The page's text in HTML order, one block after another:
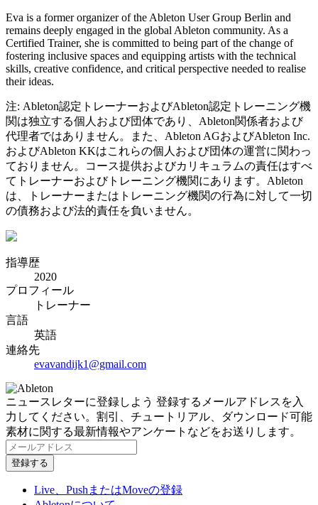
Eva is a former organizer of the Ableton User Group Berlin and
remains deeply engaged in the global Ableton community. As a
Certified Trainer, she is committed to being part of the change of
fostering inclusive spaces and equipping artists with the technical
skills, creative confidence, and critical perspective needed to realise
their ideas.
注: Ableton認定トレーナーおよびAbleton認定トレーニング機
関は独立する個人および団体であり、Ableton関係者および
代理者ではありません。また、Ableton AGおよびAbleton Inc.
およびAbleton KKはこれらの個人および団体の運営に関わっ
ておりません。コース提供およびカリキュラムの責任はすべ
てトレーナーおよびトレーニング機関にあります。Ableton
は、トレーナーまたはトレーニング機関の行為に対して一切
の債務および法的責任を負いません。
指導歴
2020
プロフィール
トレーナー
言語
英語
連絡先
evavandijk1@gmail.com
ニュースレターに登録しよう 登録するメールアドレスを入
力してください。割引、チュートリアル、ダウンロード可能
素材に関する最新情報やアンケートなどをお送りします。
Live、PushまたはMoveの登録